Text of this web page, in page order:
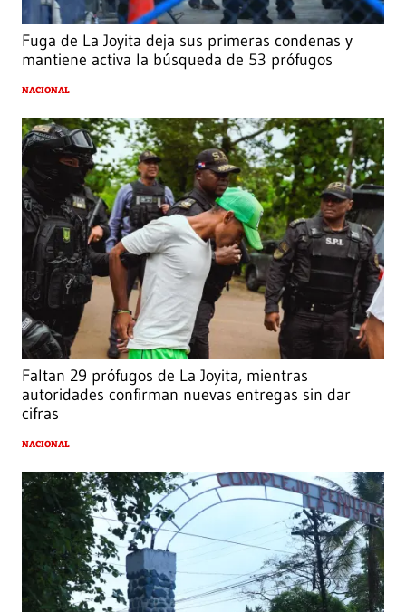
Fuga de La Joyita deja sus primeras condenas y
mantiene activa la búsqueda de 53 prófugos
NACIONAL
Faltan 29 prófugos de La Joyita, mientras
autoridades confirman nuevas entregas sin dar
cifras
NACIONAL